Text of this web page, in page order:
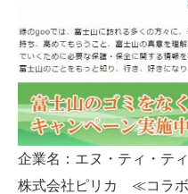
企業名：エヌ・ティ・テ
株式会社ピリカ ≪コラ